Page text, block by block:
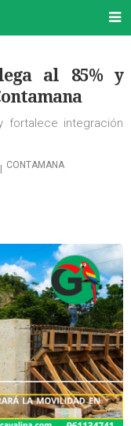
al 85% y
fortalece integración
CONTAMANA